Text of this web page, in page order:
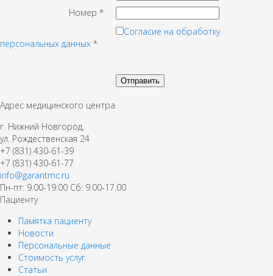
Номер*
Согласие на обработку
персональных данных *
Адрес медицинского центра
г. Нижний Новгород,
ул. Рождественская 24
+7 (831) 430-61-39
+7 (831) 430-61-77
info@garantmc.ru
Пн-пт: 9.00-19.00 Сб: 9.00-17.00
Пациенту
Памятка пациенту
Новости
Персональные данные
Стоимость услуг
Статьи